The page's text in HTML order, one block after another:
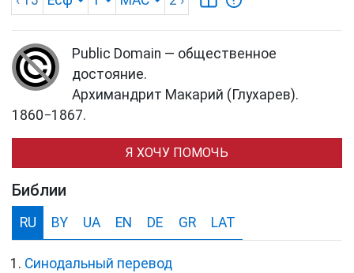
Public Domain — общественное
достояние.
Архимандрит Макарий (Глухарев).
1860−1867.
Я ХОЧУ ПОМОЧЬ
Библии
RU BY UA EN DE GR LAT
Синодальный перевод